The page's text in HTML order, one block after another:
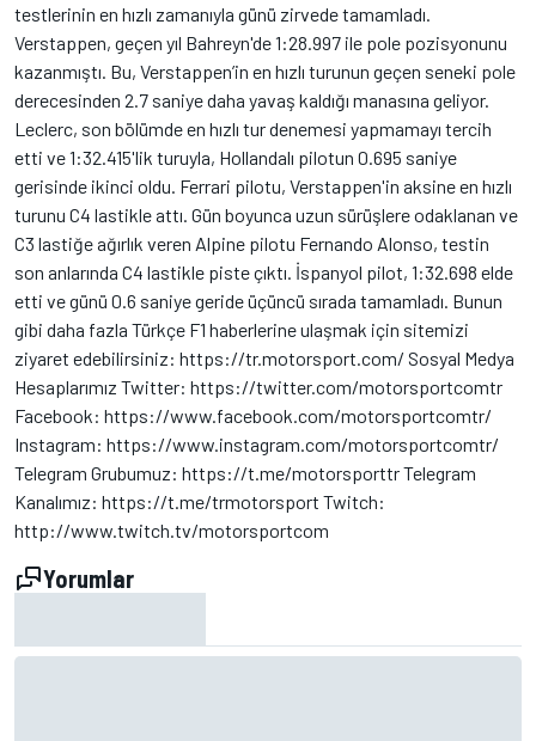
testlerinin en hızlı zamanıyla günü zirvede tamamladı.
Verstappen, geçen yıl Bahreyn'de 1:28.997 ile pole pozisyonunu
kazanmıştı. Bu, Verstappen’in en hızlı turunun geçen seneki pole
derecesinden 2.7 saniye daha yavaş kaldığı manasına geliyor.
Leclerc, son bölümde en hızlı tur denemesi yapmamayı tercih
etti ve 1:32.415'lik turuyla, Hollandalı pilotun 0.695 saniye
gerisinde ikinci oldu. Ferrari pilotu, Verstappen'in aksine en hızlı
turunu C4 lastikle attı. Gün boyunca uzun sürüşlere odaklanan ve
C3 lastiğe ağırlık veren Alpine pilotu Fernando Alonso, testin
son anlarında C4 lastikle piste çıktı. İspanyol pilot, 1:32.698 elde
etti ve günü 0.6 saniye geride üçüncü sırada tamamladı. Bunun
gibi daha fazla Türkçe F1 haberlerine ulaşmak için sitemizi
ziyaret edebilirsiniz: https://tr.motorsport.com/ Sosyal Medya
Hesaplarımız Twitter: https://twitter.com/motorsportcomtr
Facebook: https://www.facebook.com/motorsportcomtr/
Instagram: https://www.instagram.com/motorsportcomtr/
Telegram Grubumuz: https://t.me/motorsporttr Telegram
Kanalımız: https://t.me/trmotorsport Twitch:
http://www.twitch.tv/motorsportcom
Yorumlar